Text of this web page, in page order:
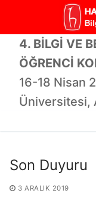
4. BİLGİ VE
ÖĞRENCİ
16-18 Nisan
Üniversitesi,
Son Duyuru
3 ARALIK 2019